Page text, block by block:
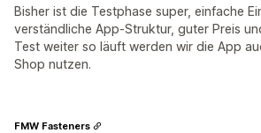
Bisher ist die Testphase super, einfache
verständliche App-Struktur, guter Preis
Test weiter so läuft werden wir die App
Shop nutzen.
FMW Fasteners